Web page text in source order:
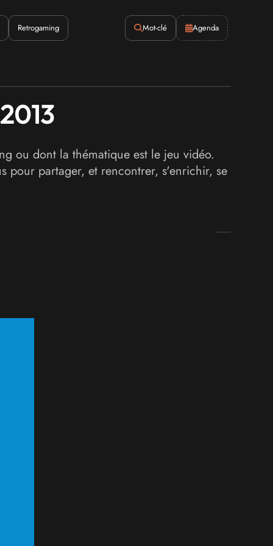
Retrogaming Mot-clé Agenda
ou dont la thématique est le jeu vidéo.
pour partager, et rencontrer, s'enrichir, se